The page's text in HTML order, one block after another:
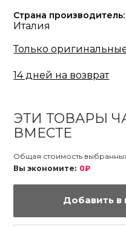
Страна производитель:
Италия
Только
14 дней на возврат
ЭТИ ТОВАРЫ
ВМЕСТЕ
Общая стоимость
Вы экономите: 0₽
Добавить в